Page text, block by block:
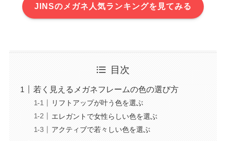
JINSのメガネ人気ランキングを見てみる
目次
若く見えるメガネフレームの色の選び方
リフトアップが叶う色を選ぶ
エレガントで女性らしい色を選ぶ
アクティブで若々しい色を選ぶ